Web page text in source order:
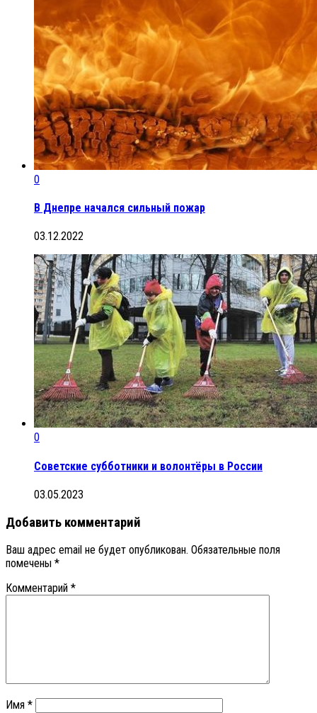
0
В Днепре начался сильный пожар
03.12.2022
0
Советские субботники и волонтёры в России
03.05.2023
Добавить комментарий
Ваш адрес email не будет опубликован. Обязательные поля
помечены *
Комментарий *
Имя *